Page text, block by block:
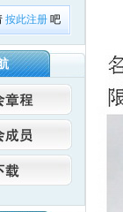
按此注册 吧